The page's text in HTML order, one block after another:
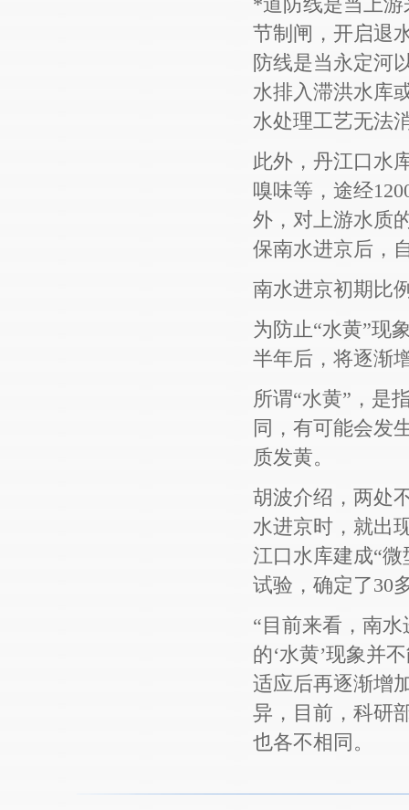
*道防线是当上
节制闸，开启退
防线是当永定河
水排入滞洪水库
水处理工艺无法
此外，丹江口水
嗅味等，途经
外，对上游水质
保南水进京后，
南水进京初期比
为防止“水黄”现
半年后，将逐渐
所谓“水黄”，是
同，有可能会发
质发黄。
胡波介绍，两处
水进京时，就出
江口水库建成“
试验，确定了30
“目前来看，南
的‘水黄’现象并
适应后再逐渐增
异，目前，科研
也各不相同。